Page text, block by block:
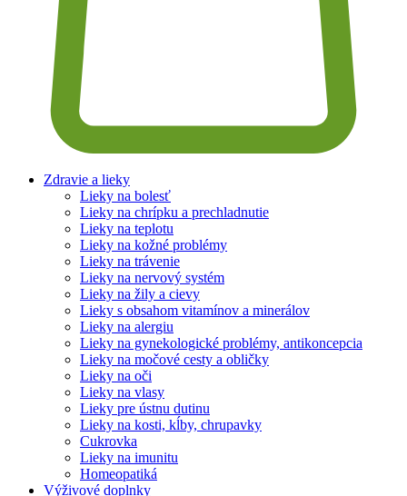
Zdravie a lieky
Lieky na bolesť
Lieky na chrípku a prechladnutie
Lieky na teplotu
Lieky na kožné problémy
Lieky na trávenie
Lieky na nervový systém
Lieky na žily a cievy
Lieky s obsahom vitamínov a minerálov
Lieky na alergiu
Lieky na gynekologické problémy, antikoncepcia
Lieky na močové cesty a obličky
Lieky na oči
Lieky na vlasy
Lieky pre ústnu dutinu
Lieky na kosti, kĺby, chrupavky
Cukrovka
Lieky na imunitu
Homeopatiká
Výživové doplnky